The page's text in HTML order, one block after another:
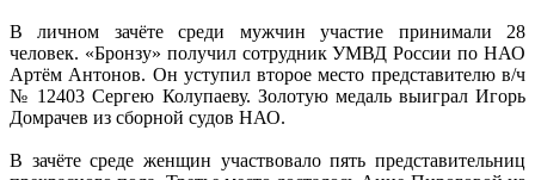
В личном зачёте среди мужчин участие принимали 28
человек. «Бронзу» получил сотрудник УМВД России по НАО
Артём Антонов. Он уступил второе место представителю в/ч
№ 12403 Сергею Колупаеву. Золотую медаль выиграл Игорь
Домрачев из сборной судов НАО.
В зачёте среде женщин участвовало пять представительниц